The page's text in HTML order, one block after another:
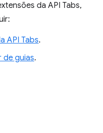
da API Tabs,
API Tabs.
de guias.